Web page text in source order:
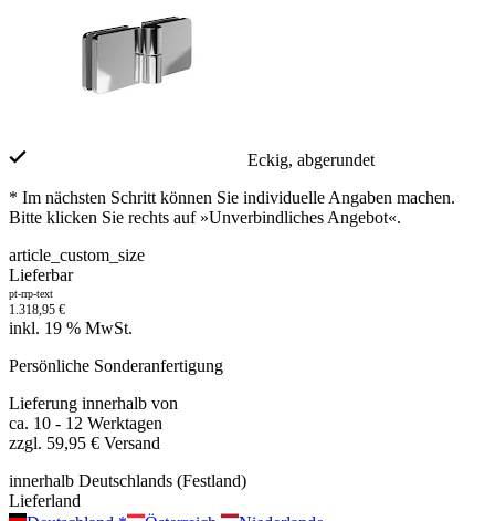
Eckig, abgerundet
* Im nächsten Schritt können Sie individuelle Angaben machen.
Bitte klicken Sie rechts auf »Unverbindliches Angebot«.
article_custom_size
Lieferbar
pt-rrp-text
1.318,95 €
inkl. 19 % MwSt.
Persönliche Sonderanfertigung
Lieferung innerhalb von
ca. 10 - 12 Werktagen
zzgl. 59,95 € Versand
innerhalb Deutschlands (Festland)
Lieferland